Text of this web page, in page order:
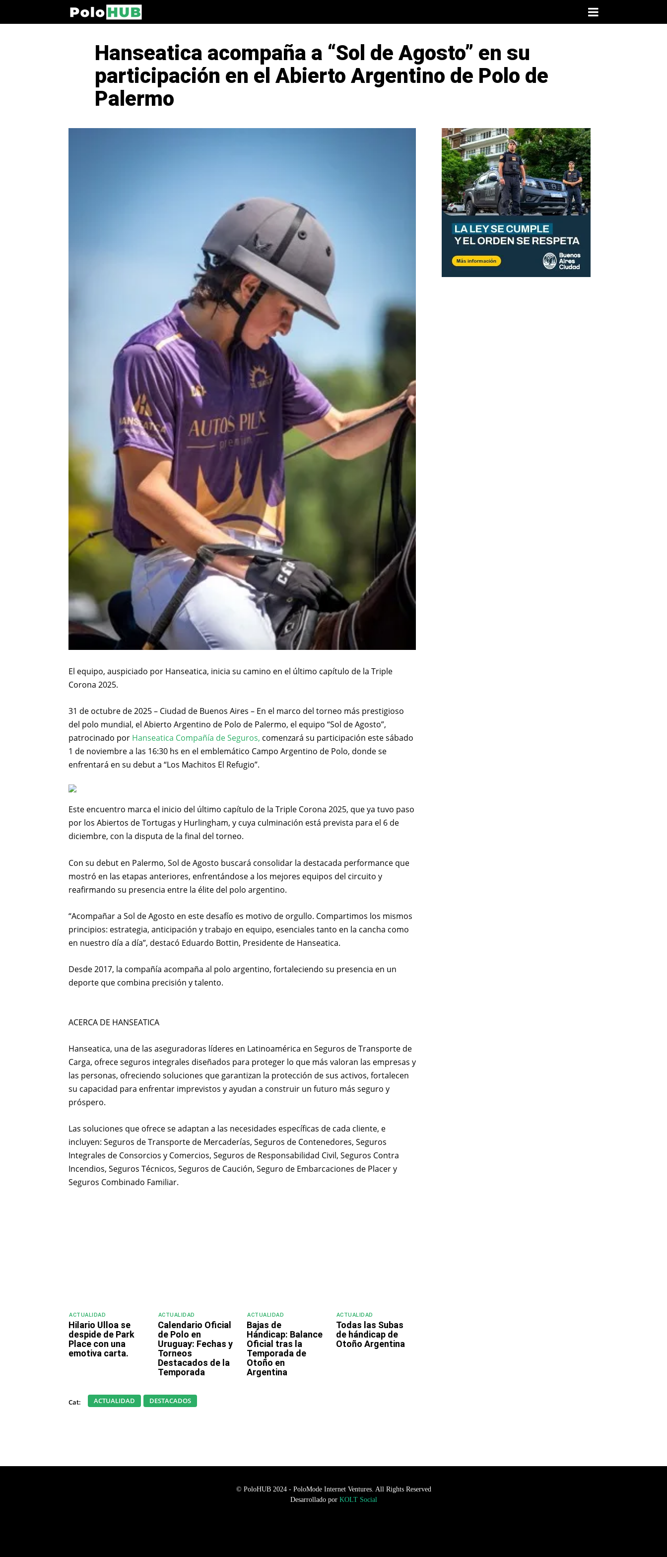
Hanseatica acompaña a “Sol de Agosto” en su
participación en el Abierto Argentino de Polo de
Palermo
El equipo, auspiciado por Hanseatica, inicia su camino en el último capítulo de la Triple
Corona 2025.
31 de octubre de 2025 – Ciudad de Buenos Aires – En el marco del torneo más prestigioso
del polo mundial, el Abierto Argentino de Polo de Palermo, el equipo “Sol de Agosto”,
patrocinado por Hanseatica Compañía de Seguros, comenzará su participación este sábado
1 de noviembre a las 16:30 hs en el emblemático Campo Argentino de Polo, donde se
enfrentará en su debut a “Los Machitos El Refugio”.
Este encuentro marca el inicio del último capítulo de la Triple Corona 2025, que ya tuvo paso
por los Abiertos de Tortugas y Hurlingham, y cuya culminación está prevista para el 6 de
diciembre, con la disputa de la final del torneo.
Con su debut en Palermo, Sol de Agosto buscará consolidar la destacada performance que
mostró en las etapas anteriores, enfrentándose a los mejores equipos del circuito y
reafirmando su presencia entre la élite del polo argentino.
“Acompañar a Sol de Agosto en este desafío es motivo de orgullo. Compartimos los mismos
principios: estrategia, anticipación y trabajo en equipo, esenciales tanto en la cancha como
en nuestro día a día”, destacó Eduardo Bottin, Presidente de Hanseatica.
Desde 2017, la compañía acompaña al polo argentino, fortaleciendo su presencia en un
deporte que combina precisión y talento.
ACERCA DE HANSEATICA
Hanseatica, una de las aseguradoras líderes en Latinoamérica en Seguros de Transporte de
Carga, ofrece seguros integrales diseñados para proteger lo que más valoran las empresas y
las personas, ofreciendo soluciones que garantizan la protección de sus activos, fortalecen
su capacidad para enfrentar imprevistos y ayudan a construir un futuro más seguro y
próspero.
Las soluciones que ofrece se adaptan a las necesidades específicas de cada cliente, e
incluyen: Seguros de Transporte de Mercaderías, Seguros de Contenedores, Seguros
Integrales de Consorcios y Comercios, Seguros de Responsabilidad Civil, Seguros Contra
Incendios, Seguros Técnicos, Seguros de Caución, Seguro de Embarcaciones de Placer y
Seguros Combinado Familiar.
ACTUALIDAD
Hilario Ulloa se
despide de Park
Place con una
emotiva carta.
ACTUALIDAD
Calendario Oficial
de Polo en
Uruguay: Fechas y
Torneos
Destacados de la
Temporada
ACTUALIDAD
Bajas de
Hándicap: Balance
Oficial tras la
Temporada de
Otoño en
Argentina
ACTUALIDAD
Todas las Subas
de hándicap de
Otoño Argentina
Cat: ACTUALIDAD DESTACADOS
© PoloHUB 2024 - PoloMode Internet Ventures. All Rights Reserved
Desarrollado por KOLT Social